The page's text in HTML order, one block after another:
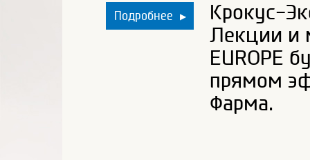
Подробнее ▶
Крокус-
Лекции и
EUROPE
прямом
Фарма.